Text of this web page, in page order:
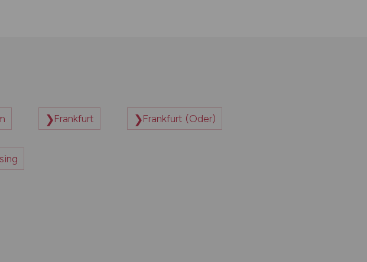
Frankfurt Frankfurt (Oder)